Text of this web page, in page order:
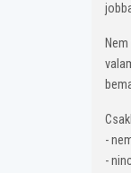
-
-